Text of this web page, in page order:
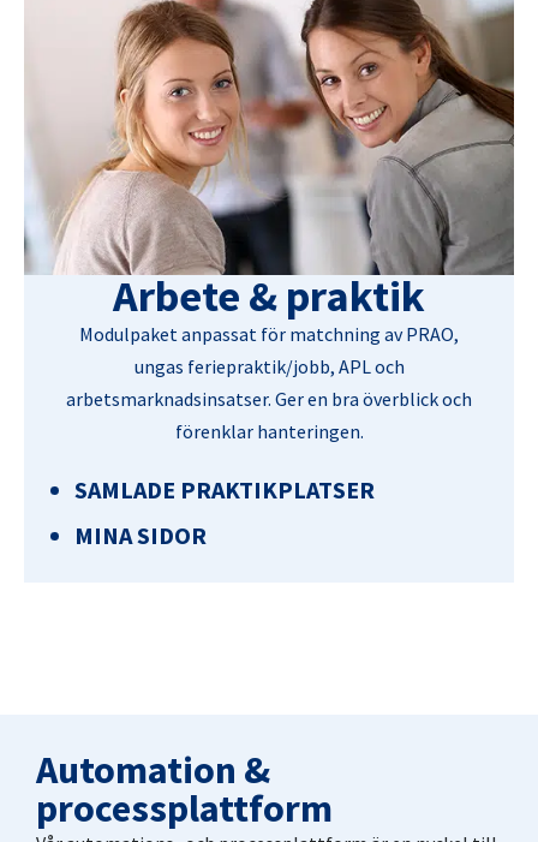
Arbete & praktik
Modulpaket anpassat för matchning av PRAO,
ungas feriepraktik/jobb, APL och
arbetsmarknadsinsatser. Ger en bra överblick och
förenklar hanteringen.
SAMLADE PRAKTIKPLATSER
MINA SIDOR
Automation &
processplattform